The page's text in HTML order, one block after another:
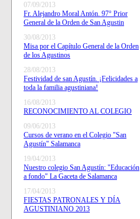
07/09/2013
Fr. Alejandro Moral Antón. 97° Prior
General de la Orden de San Agustin
30/08/2013
Misa por el Capítulo General de la Orden
de los Agustinos
28/08/2013
Festividad de san Agustín. ¡Felicidades a
toda la familia agustiniana!
16/08/2013
RECONOCIMIENTO AL COLEGIO
09/06/2013
Cursos de verano en el Colegio "San
Agustín" Salamanca
19/04/2013
Nuestro colegio San Agustín: "Educación
a fondo" La Gaceta de Salamanca
17/04/2013
FIESTAS PATRONALES Y DÍA
AGUSTINIANO 2013